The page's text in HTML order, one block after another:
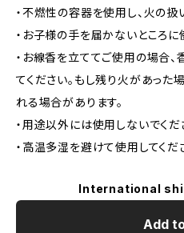
・不燃性の容器を使用し、火の扱
・お子様の手を届かないところに
・お線香を立ててご使用の場合
てください。もし残り火があった
れる場合があります。
・用途以外には使用しないでくだ
・高温多湿を避けて使用してくだ
International
Add